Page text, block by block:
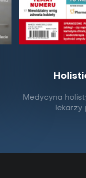
Medycyna
lekarzy